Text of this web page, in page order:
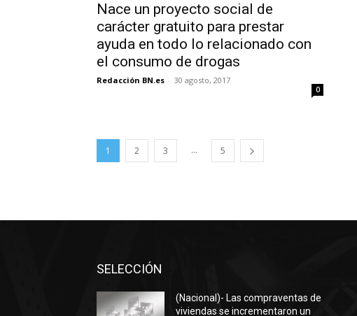
Nace un proyecto social de
carácter gratuito para prestar
ayuda en todo lo relacionado con
el consumo de drogas
Redacción BN.es - 30 agosto, 2017
0
1 2 3 ... 5
SELECCIÓN
(Nacional)- Las compraventas de
viviendas se incrementaron un